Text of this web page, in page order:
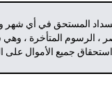
المستحق في أي شهر
، الرسوم المتأخرة ،
استحقاق جميع الأموال